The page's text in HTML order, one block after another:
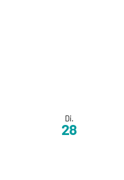
Di.
28